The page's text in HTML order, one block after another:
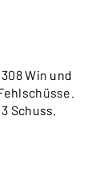
Win und
Schuss.